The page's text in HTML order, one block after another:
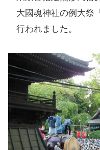
大國魂神社の​例大祭​
行われました。​